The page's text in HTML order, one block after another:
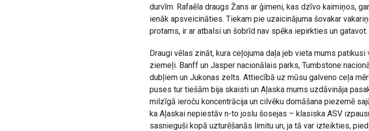
durvīm. Rafaēla draugs Žans ar ģimeni, kas dzīvo kaimiņos,
ienāk apsveicināties. Tiekam pie uzaicinājuma šovakar
protams, ir ar atbalsi un šobrīd nav spēka iepirkties un gatavot.
Draugi vēlas zināt, kura ceļojuma daļa jeb vieta mums
ziemeļi. Banff un Jasper nacionālais parks, Tumbstone
dubļiem un Jukonas zelts. Attiecībā uz mūsu galveno ceļa
puses tur tiešām bija skaisti un Aļaska mums uzdāvināja
milzīgā ieroču koncentrācija un cilvēku domāšana piezemē
ka Aļaskai nepiestāv n-to joslu šosejas – klasiska ASV
sasnieguši kopā uzturēšanās limitu un, ja tā var izteikties,